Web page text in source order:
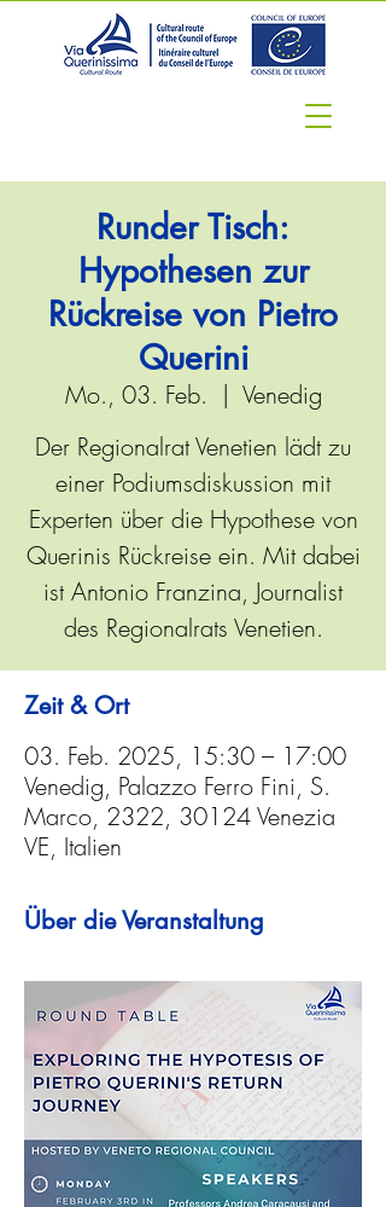
Runder Tisch:
Hypothesen zur
Rückreise von Pietro
Querini
Mo., 03. Feb.
  |
Venedig
Der Regionalrat Venetien lädt zu
einer Podiumsdiskussion mit
Experten über die Hypothese von
Querinis Rückreise ein. Mit dabei
ist Antonio Franzina, Journalist
des Regionalrats Venetien.
Zeit & Ort
03. Feb. 2025, 15:30 – 17:00
Venedig, Palazzo Ferro Fini, S.
Marco, 2322, 30124 Venezia
VE, Italien
Über die Veranstaltung